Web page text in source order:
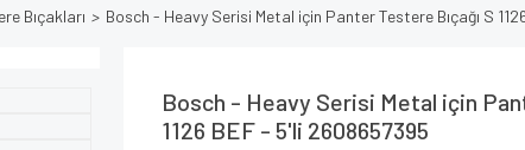
Bıçakları Bosch - Heavy Serisi Metal için Panter Testere Bıçağı S
Bosch - Heavy Serisi Metal için
1126 BEF - 5'li 2608657395